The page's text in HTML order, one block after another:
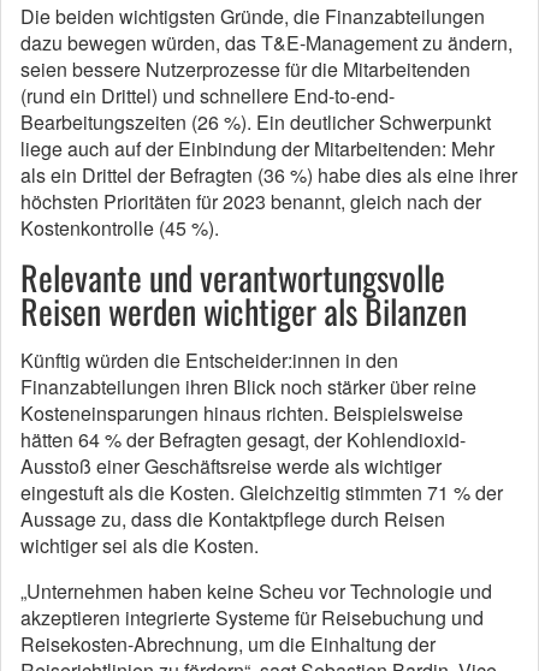
Die beiden wichtigsten Gründe, die Finanzabteilungen
dazu bewegen würden, das T&E-Management zu ändern,
seien bessere Nutzerprozesse für die Mitarbeitenden
(rund ein Drittel) und schnellere End-to-end-
Bearbeitungszeiten (26 %). Ein deutlicher Schwerpunkt
liege auch auf der Einbindung der Mitarbeitenden: Mehr
als ein Drittel der Befragten (36 %) habe dies als eine ihrer
höchsten Prioritäten für 2023 benannt, gleich nach der
Kostenkontrolle (45 %).
Relevante und verantwortungsvolle
Reisen werden wichtiger als Bilanzen
Künftig würden die Entscheider:innen in den
Finanzabteilungen ihren Blick noch stärker über reine
Kosteneinsparungen hinaus richten. Beispielsweise
hätten 64 % der Befragten gesagt, der Kohlendioxid-
Ausstoß einer Geschäftsreise werde als wichtiger
eingestuft als die Kosten. Gleichzeitig stimmten 71 % der
Aussage zu, dass die Kontaktpflege durch Reisen
wichtiger sei als die Kosten.
„Unternehmen haben keine Scheu vor Technologie und
akzeptieren integrierte Systeme für Reisebuchung und
Reisekosten-Abrechnung, um die Einhaltung der